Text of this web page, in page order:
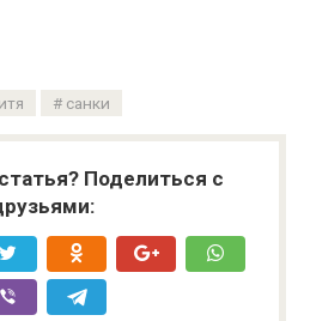
санки
Поделиться с